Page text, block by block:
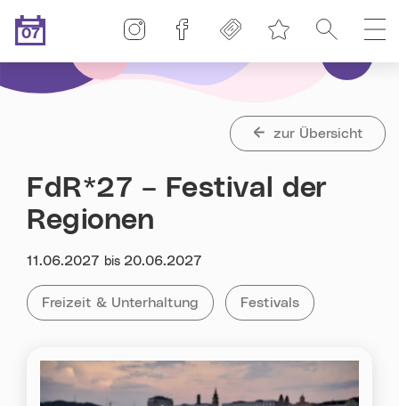
Heute ist der
07
Suche
Freikarten
Linz-Termine auf Facebook
Linz-Termine auf Instagram
zur Übersicht
FdR*27 – Festival der
Regionen
Datum:
11.06.2027 bis 20.06.2027
Kategorie:
Alle Veranstaltungen der Kategorie
Freizeit & Unterhaltung Tag:Alle Veranstaltungen
Festivals